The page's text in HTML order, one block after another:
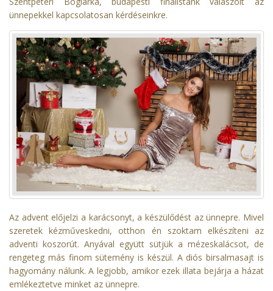
ünnepekkel kapcsolatosan kérdéseinkre.
Az advent előjelzi a karácsonyt, a készülődést az ünnepre. Mivel
szeretek kézműveskedni, otthon én szoktam elkészíteni az
adventi koszorút. Anyával együtt sütjük a mézeskalácsot, de
rengeteg más finom sütemény is készül. A diós birsalmasajt is
hagyomány nálunk. A legjobb, amikor ezek illata bejárja a házat
emlékeztetve minket az ünnepre.